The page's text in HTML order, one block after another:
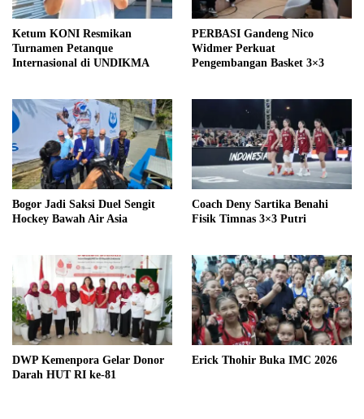
Ketum KONI Resmikan
Turnamen Petanque
Internasional di UNDIKMA
PERBASI Gandeng Nico
Widmer Perkuat
Pengembangan Basket 3×3
Bogor Jadi Saksi Duel Sengit
Hockey Bawah Air Asia
Coach Deny Sartika Benahi
Fisik Timnas 3×3 Putri
DWP Kemenpora Gelar Donor
Darah HUT RI ke-81
Erick Thohir Buka IMC 2026